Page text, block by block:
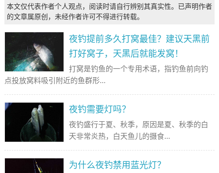
本文仅代表作者个人观点，阅读时请自行辨别其真实性。已声明作者
的文章属原创，未经作者许可不得进行转载。
夜钓提前多久打窝最佳？建议天黑前
打好窝子，天黑后就能发窝！
打窝是钓鱼的一个专用术语，指钓鱼前向钓
点投放窝料吸引附近的鱼群形...
夜钓需要灯吗？
夜钓盛行于夏、秋季，原因是夏、秋季的白
天非常炎热，白天鱼儿的摄食...
为什么夜钓禁用蓝光灯？